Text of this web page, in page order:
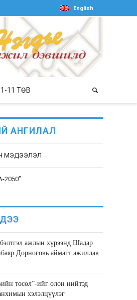
English
11 ТӨВ
АНГИЛАЛ
МЭДЭЭЛЭЛ
ажлын хүрээнд Шадар
Дорноговь аймагт ажиллав
төсөл”-ийг олон нийтэд
хэлэлцүүлэг